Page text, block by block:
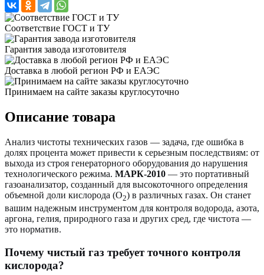
Соответствие ГОСТ и ТУ
Гарантия завода изготовителя
Доставка в любой регион РФ и ЕАЭС
Принимаем на сайте заказы круглосуточно
Описание товара
Анализ чистоты технических газов — задача, где ошибка в
долях процента может привести к серьезным последствиям: от
выхода из строя генераторного оборудования до нарушения
технологического режима. МАРК-2010 — это портативный
газоанализатор, созданный для высокоточного определения
объемной доли кислорода (O2) в различных газах. Он станет
вашим надежным инструментом для контроля водорода, азота,
аргона, гелия, природного газа и других сред, где чистота —
это норматив.
Почему чистый газ требует точного контроля
кислорода?